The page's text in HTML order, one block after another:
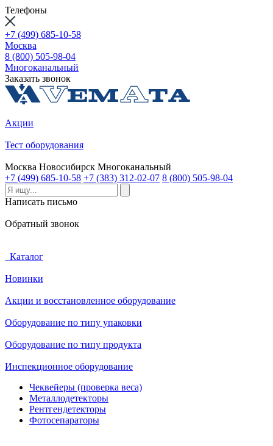
Телефоны
+7 (499) 685-10-58
Москва
8 (800) 505-98-04
Многоканальный
Заказать звонок
Акции
Тест оборудования
Москва Новосибирск Многоканальный
+7 (499) 685-10-58 +7 (383) 312-02-07 8 (800) 505-98-04
Написать письмо
Обратный звонок
Каталог
Новинки
Акции и восстановленное оборудование
Оборудование по типу упаковки
Оборудование по типу продукта
Инспекционное оборудование
Чеквейеры (проверка веса)
Металлодетекторы
Рентгендетекторы
Фотосепараторы